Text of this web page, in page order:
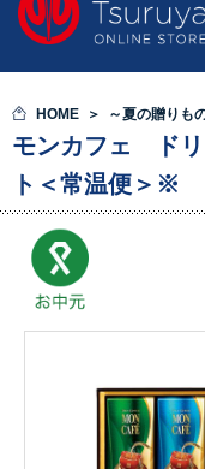
HOME ～夏の贈りも
モンカフェ ド
ト＜常温便＞※